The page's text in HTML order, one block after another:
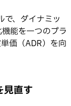
で、ダイナミッ
能を一つのプラ
価（ADR）を向
見直す